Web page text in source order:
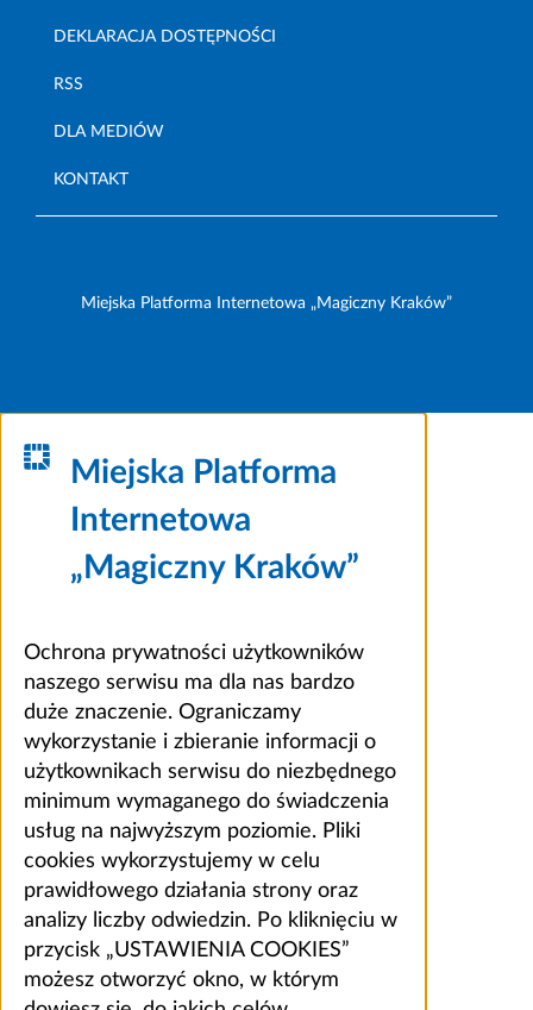
DEKLARACJA DOSTĘPNOŚCI
RSS
DLA MEDIÓW
KONTAKT
Miejska Platforma Internetowa „Magiczny Kraków”
Miejska Platforma
Internetowa
„Magiczny Kraków”
Ochrona prywatności użytkowników
naszego serwisu ma dla nas bardzo
duże znaczenie. Ograniczamy
wykorzystanie i zbieranie informacji o
użytkownikach serwisu do niezbędnego
minimum wymaganego do świadczenia
usług na najwyższym poziomie. Pliki
cookies wykorzystujemy w celu
prawidłowego działania strony oraz
analizy liczby odwiedzin. Po kliknięciu w
przycisk „USTAWIENIA COOKIES”
możesz otworzyć okno, w którym